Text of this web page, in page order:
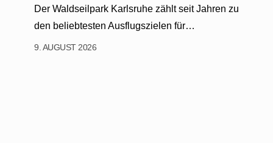
Der Waldseilpark Karlsruhe zählt seit Jahren zu
den beliebtesten Ausflugszielen für…
9. AUGUST 2026